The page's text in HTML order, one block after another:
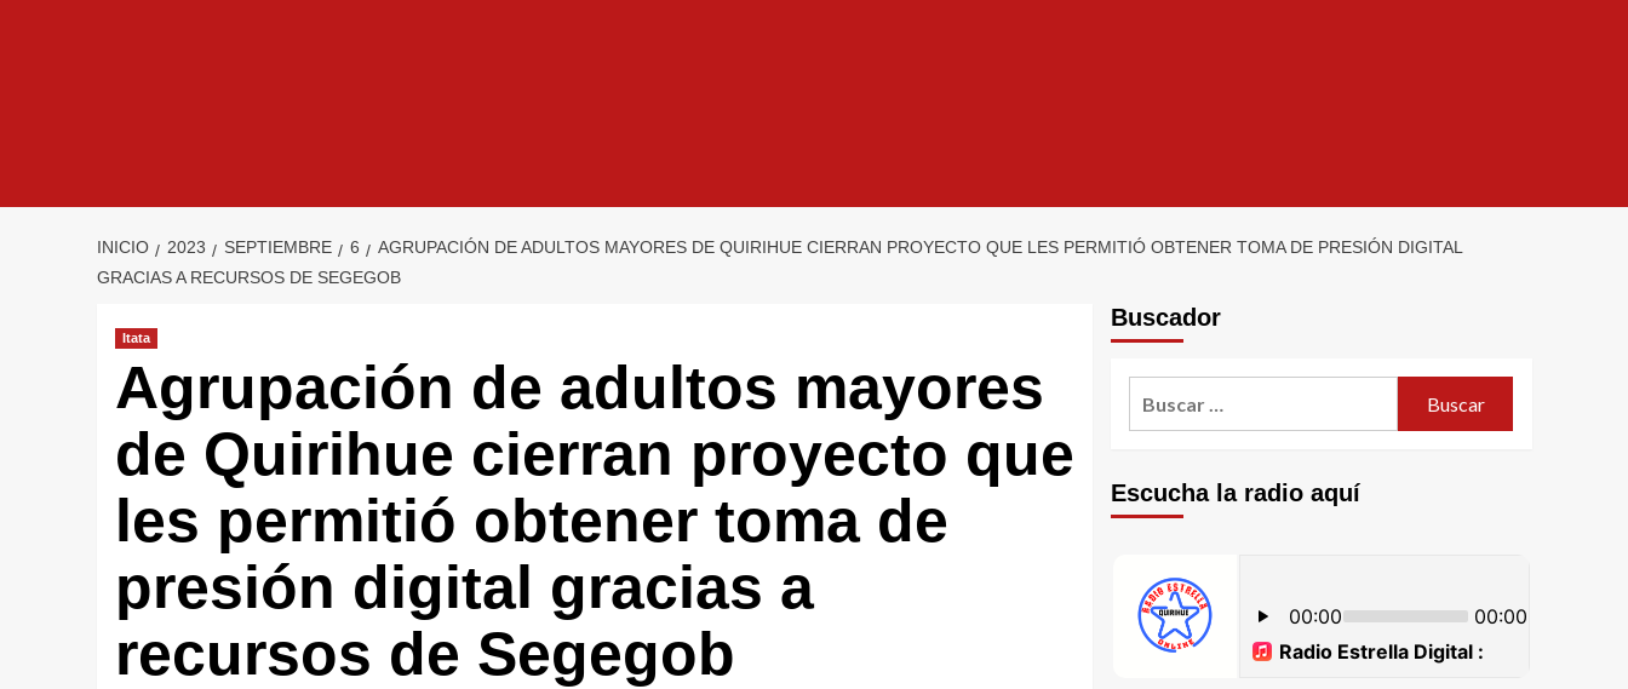
INICIO 2023 SEPTIEMBRE 6
AGRUPACIÓN DE ADULTOS MAYORES DE QUIRIHUE CIERRAN PROYECTO QUE LES PERMITIÓ OBTENER TOMA DE PRESIÓN DIGITAL
GRACIAS A RECURSOS DE SEGEGOB
Itata
Agrupación de adultos mayores
de Quirihue cierran proyecto que
les permitió obtener toma de
presión digital gracias a
recursos de Segegob
Buscador
Escucha la radio aquí